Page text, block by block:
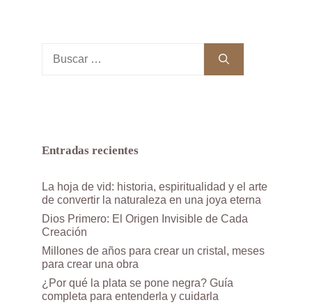
Entradas recientes
La hoja de vid: historia, espiritualidad y el arte
de convertir la naturaleza en una joya eterna
Dios Primero: El Origen Invisible de Cada
Creación
Millones de años para crear un cristal, meses
para crear una obra
¿Por qué la plata se pone negra? Guía
completa para entenderla y cuidarla